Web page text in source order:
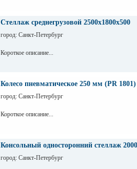
Стеллаж среднегрузовой 2500х1800х500
город: Санкт-Петербург
Короткое описание...
Колесо пневматическое 250 мм (PR 1801)
город: Санкт-Петербург
Короткое описание...
Консольный односторонний стеллаж
город: Санкт-Петербург